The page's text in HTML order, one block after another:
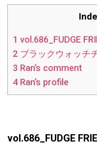
1 vol.686_FUDGE
2ブラックウォッチ
3 Ran’s comment
4Ran’s profile
vol.686_FUDGE